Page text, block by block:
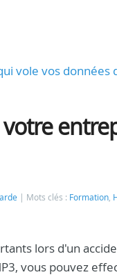
vole vos données
Mots clés : Formation,
lors d'un
vous pouvez